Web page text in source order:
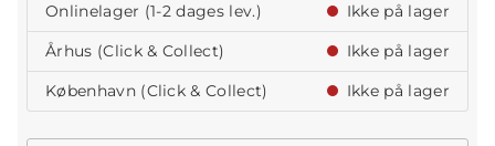
Onlinelager (1-2 dages lev.)
Ikke på lager
Århus (Click & Collect)
Ikke på lager
København (Click & Collect)
Ikke på lager